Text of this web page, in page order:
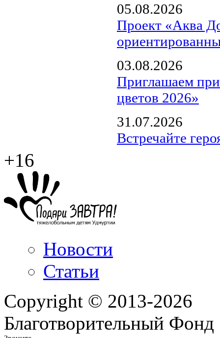
05.08.2026
Проект «Аква
03.08.2026
Приглашаем
цветов 2026»
31.07.2026
Встречайте
+16
Новости
Статьи
Copyright © 2013-2026
Благотворительный